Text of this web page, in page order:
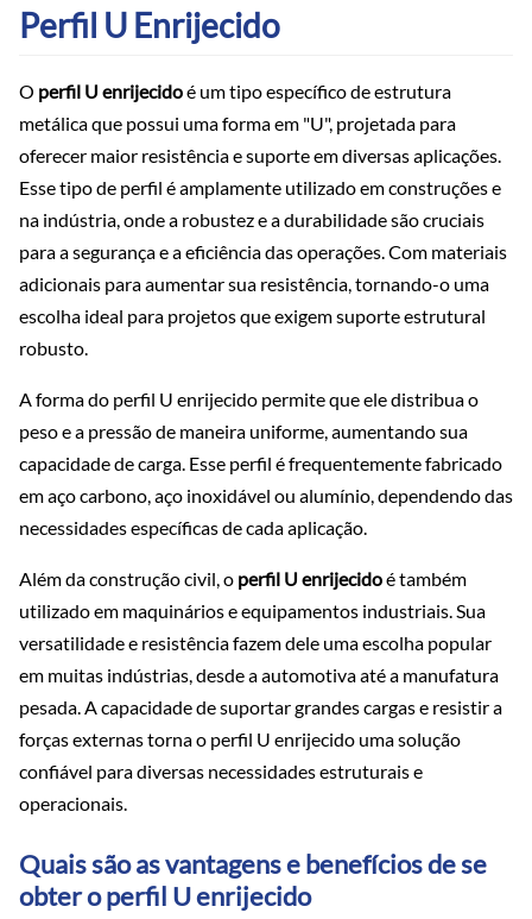
Perfil U Enrijecido
O perfil U enrijecidoé um tipo específico de estrutura
metálica que possui uma forma em "U", projetada para
oferecer maior resistência e suporte em diversas aplicações.
Esse tipo de perfil é amplamente utilizado em construções e
na indústria, onde a robustez e a durabilidade são cruciais
para a segurança e a eficiência das operações. Com materiais
adicionais para aumentar sua resistência, tornando-o uma
escolha ideal para projetos que exigem suporte estrutural
robusto.
A forma do perfil U enrijecido permite que ele distribua o
peso e a pressão de maneira uniforme, aumentando sua
capacidade de carga. Esse perfil é frequentemente fabricado
em aço carbono, aço inoxidável ou alumínio, dependendo das
necessidades específicas de cada aplicação.
Além da construção civil, o perfil U enrijecidoé também
utilizado em maquinários e equipamentos industriais. Sua
versatilidade e resistência fazem dele uma escolha popular
em muitas indústrias, desde a automotiva até a manufatura
pesada. A capacidade de suportar grandes cargas e resistir a
forças externas torna o perfil U enrijecido uma solução
confiável para diversas necessidades estruturais e
operacionais.
Quais são as vantagens e benefícios de se
obter o perfil U enrijecido